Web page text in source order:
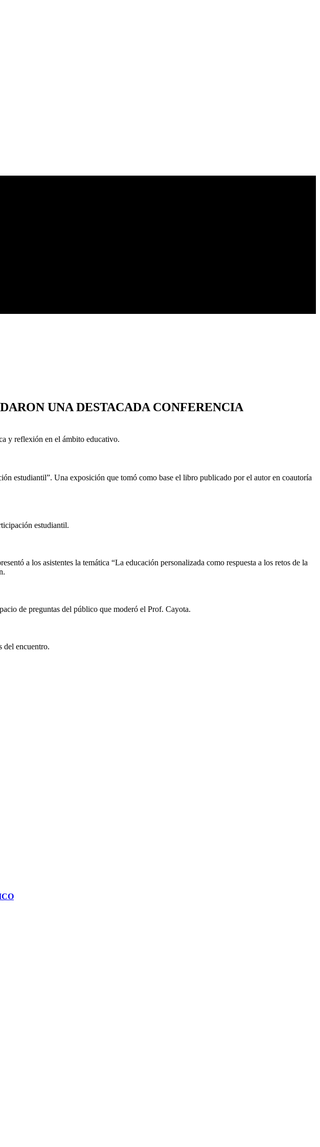
UNA DESTACADA CONFERENCIA
y reflexión en el ámbito educativo.
estudiantil”. Una exposición que tomó como base el libro publicado por el autor en coautoría
estudiantil.
a los asistentes la temática “La educación personalizada como respuesta a los retos de la
de preguntas del público que moderó el Prof. Cayota.
del encuentro.